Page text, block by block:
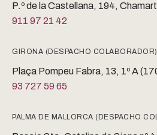
P.º de la Castellana, 194,
911 97 21 42
GIRONA (DESPACHO COLABORADOR)
Plaça Pompeu Fabra, 13, 1º A
93 727 59 65
PALMA DE MALLORCA (DESPACHO